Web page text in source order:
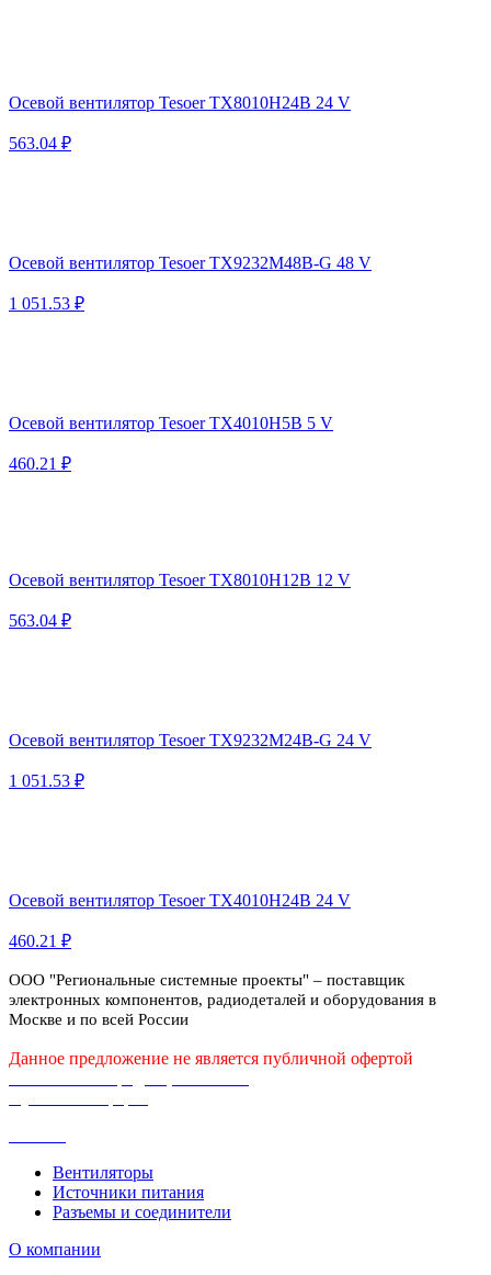
Осевой вентилятор Tesoer TX8010H24B 24 V
563.04 ₽
Осевой вентилятор Tesoer TX9232M48B-G 48 V
1 051.53 ₽
Осевой вентилятор Tesoer TX4010H5B 5 V
460.21 ₽
Осевой вентилятор Tesoer TX8010H12B 12 V
563.04 ₽
Осевой вентилятор Tesoer TX9232M24B-G 24 V
1 051.53 ₽
Осевой вентилятор Tesoer TX4010H24B 24 V
460.21 ₽
ООО "Региональные системные проекты" – поставщик
электронных компонентов, радиодеталей и оборудования в
Москве и по всей России
Данное предложение не является публичной офертой
Вентиляторы
Источники питания
Разъемы и соединители
О компании